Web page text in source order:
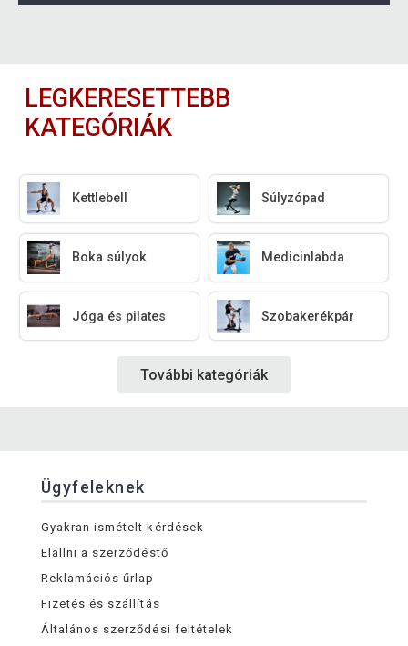
LEGKERESETTEBB
KATEGÓRIÁK
Kettlebell Súlyzópad
Boka súlyok Medicinlabda
Jóga és pilates Szobakerékpár
További kategóriák
Ügyfeleknek
Gyakran ismételt kérdések
Elállni a szerződéstő
Reklamációs űrlap
Fizetés és szállítás
Általános szerződési feltételek